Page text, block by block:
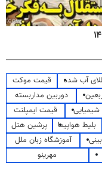
آب شده
قیمت موکت
دوربین مداربسته
قیمت ایمپلنت
بلیط هواپیما
پرشین هتل
آموزشگاه زبان ملل
مهرینو